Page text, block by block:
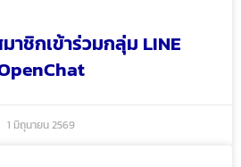
ชิกเข้าร่วมกลุ่ม LINE
1 มิถุนายน 2569